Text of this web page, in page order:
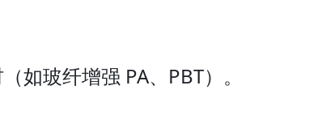
玻纤增强 PA、PBT）。